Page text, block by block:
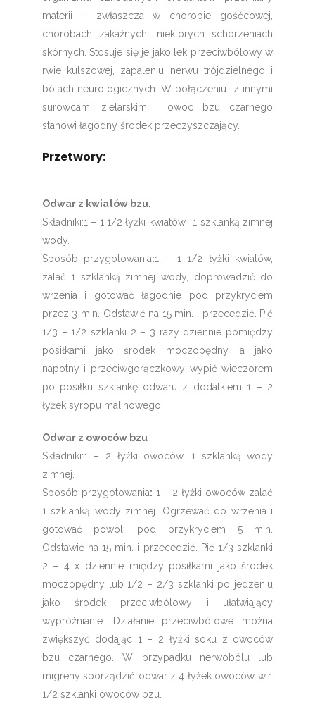
materii – zwłaszcza w chorobie gośćcowej,
chorobach zakaźnych, niektórych schorzeniach
skórnych. Stosuje się je jako lek przeciwbólowy w
rwie kulszowej, zapaleniu nerwu trójdzielnego i
bólach neurologicznych. W połączeniu z innymi
surowcami zielarskimi owoc bzu czarnego
stanowi łagodny środek przeczyszczający.
Przetwory:
Odwar z kwiatów bzu.
Składniki:1 – 1 1/2 łyżki kwiatów, 1 szklanką zimnej
wody.
Sposób przygotowania:1 – 1 1/2 łyżki kwiatów,
zalać 1 szklanką zimnej wody, doprowadzić do
wrzenia i gotować łagodnie pod przykryciem
przez 3 min. Odstawić na 15 min. i przecedzić. Pić
1/3 – 1/2 szklanki 2 – 3 razy dziennie pomiędzy
posiłkami jako środek moczopędny, a jako
napotny i przeciwgorączkowy wypić wieczorem
po posiłku szklankę odwaru z dodatkiem 1 – 2
łyżek syropu malinowego.
Odwar z owoców bzu
Składniki:1 – 2 łyżki owoców, 1 szklanką wody
zimnej.
Sposób przygotowania: 1 – 2 łyżki owoców zalać
1 szklanką wody zimnej .Ogrzewać do wrzenia i
gotować powoli pod przykryciem 5 min.
Odstawić na 15 min. i przecedzić. Pić 1/3 szklanki
2 – 4 x dziennie między posiłkami jako środek
moczopędny lub 1/2 – 2/3 szklanki po jedzeniu
jako środek przeciwbólowy i ułatwiający
wypróżnianie. Działanie przeciwbólowe można
zwiększyć dodając 1 – 2 łyżki soku z owoców
bzu czarnego. W przypadku nerwobólu lub
migreny sporządzić odwar z 4 łyżek owoców w 1
1/2 szklanki owoców bzu.